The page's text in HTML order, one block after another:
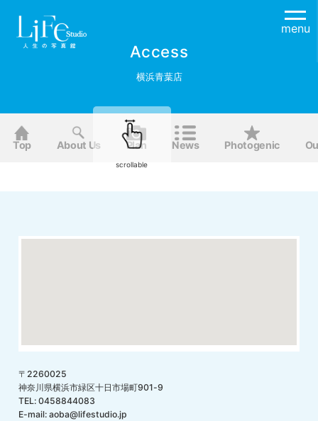
menu
Access
横浜青葉店
Top About Us Plan News Photogenic
〒2260025
神奈川県横浜市緑区十日市場町901-9
TEL: 0458844083
E-mail: aoba@lifestudio.jp